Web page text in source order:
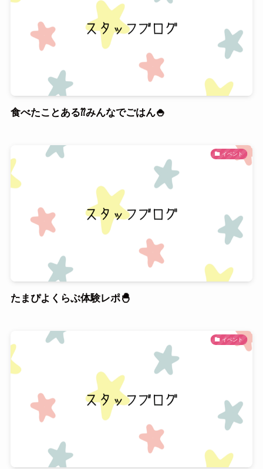
食べたことある⁇みんなでごはん🍚
イベント
たまぴよくらぶ体験レポ🐣
イベント